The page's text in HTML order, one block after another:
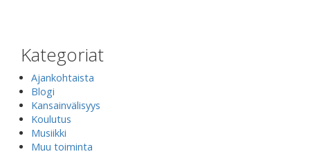
Kategoriat
Ajankohtaista
Blogi
Kansainvälisyys
Koulutus
Musiikki
Muu toiminta